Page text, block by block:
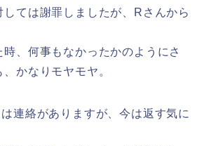
しては謝罪しましたが、Rさんから
、何事もなかったかのようにさ
かなりモヤモヤ。
連絡がありますが、今は返す気に